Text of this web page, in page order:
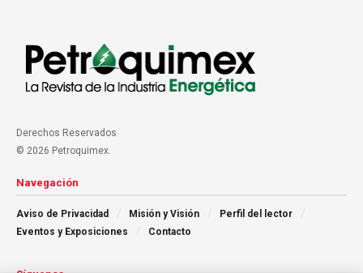
Derechos Reservados
© 2026 Petroquimex.
Navegación
Aviso de Privacidad Misión y Visión
Perfil del lector
Eventos y Exposiciones
Contacto